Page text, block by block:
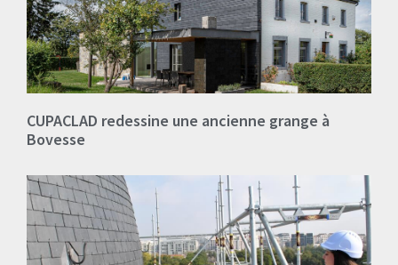
CUPACLAD redessine une ancienne grange à
Bovesse